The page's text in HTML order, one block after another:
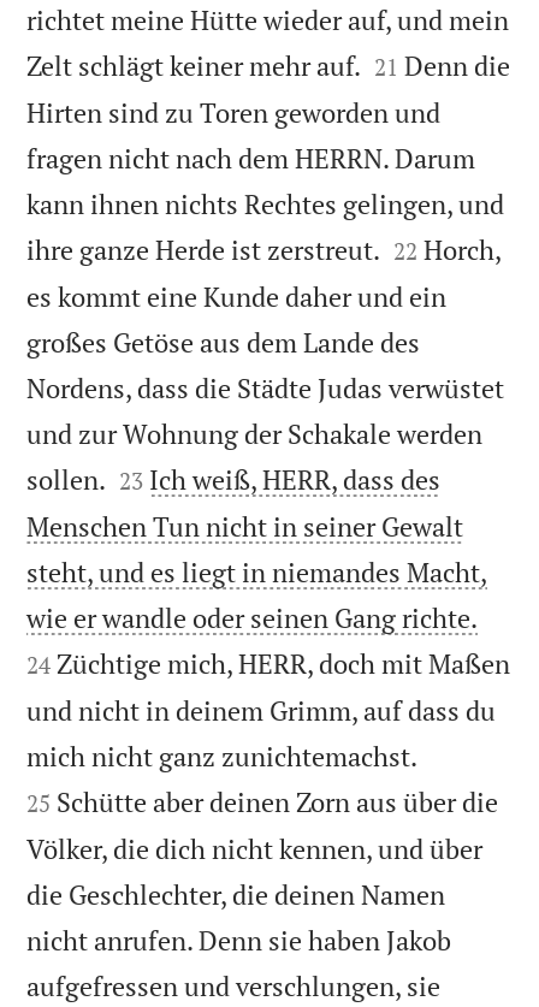
richtet meine Hütte wieder auf, und mein
Zelt schlägt keiner mehr auf. 

21 Denn die
Hirten sind zu Toren geworden und
fragen nicht nach dem HERRN. Darum
kann ihnen nichts Rechtes gelingen, und
ihre ganze Herde ist zerstreut. 

22 Horch,
es kommt eine Kunde daher und ein
großes Getöse aus dem Lande des
Nordens, dass die Städte Judas verwüstet
und zur Wohnung der Schakale werden
sollen. 

23 Ich weiß, HERR, dass des
Menschen Tun nicht in seiner Gewalt
steht, und es liegt in niemandes Macht,
wie er wandle oder seinen Gang richte.
24 Züchtige mich, HERR, doch mit Maßen
und nicht in deinem Grimm, auf dass du
mich nicht ganz zunichtemachst.
25 Schütte aber deinen Zorn aus über die
Völker, die dich nicht kennen, und über
die Geschlechter, die deinen Namen
nicht anrufen. Denn sie haben Jakob
aufgefressen und verschlungen, sie